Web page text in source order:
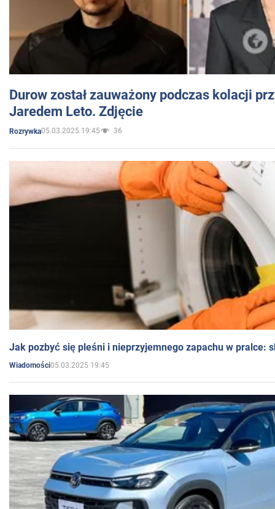
Durow został zauważony podczas kolacji
Jaredem Leto. Zdjęcie
Rozrywka05.03.2025 19:45 36
Jak pozbyć się pleśni i nieprzyjemnego zapachu w pralce:
Wiadomości05.03.2025 19:45